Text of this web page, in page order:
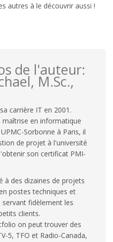
autres à le découvrir aussi !
de l'auteur:
M.Sc.,
carrière IT en 2001.
maîtrise en informatique
Sorbonne à Paris, il
de projet à l'université
son certificat PMI-
à des dizaines de projets
postes techniques et
servant fidèlement les
clients.
on peut trouver des
5, TFO et Radio-Canada,